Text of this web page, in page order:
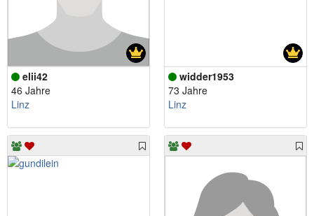
elii42
46 Jahre
Linz
widder1953
73 Jahre
Linz